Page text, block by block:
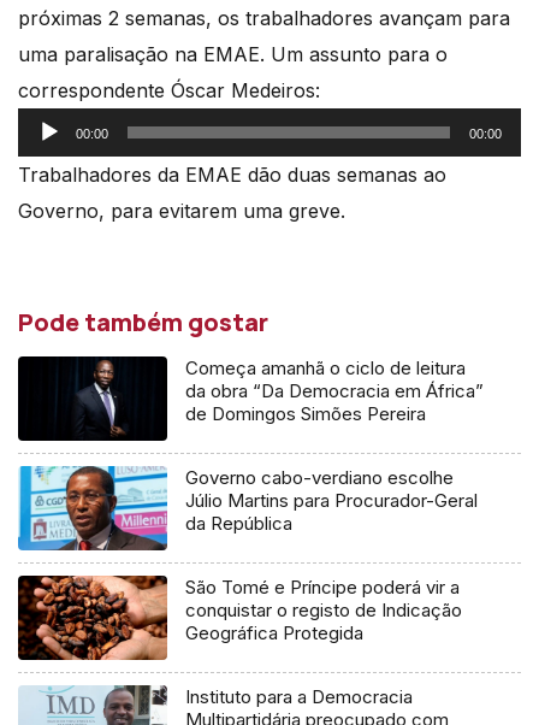
próximas 2 semanas, os trabalhadores avançam para
uma paralisação na EMAE. Um assunto para o
correspondente Óscar Medeiros:
Reprodutor
de
00:00 00:00
Trabalhadores da EMAE dão duas semanas ao
Governo, para evitarem uma greve.
Pode também gostar
Começa amanhã o ciclo de leitura
da obra “Da Democracia em África”
de Domingos Simões Pereira
Governo cabo-verdiano escolhe
Júlio Martins para Procurador-Geral
da República
São Tomé e Príncipe poderá vir a
conquistar o registo de Indicação
Geográfica Protegida
Instituto para a Democracia
Multipartidária preocupado com